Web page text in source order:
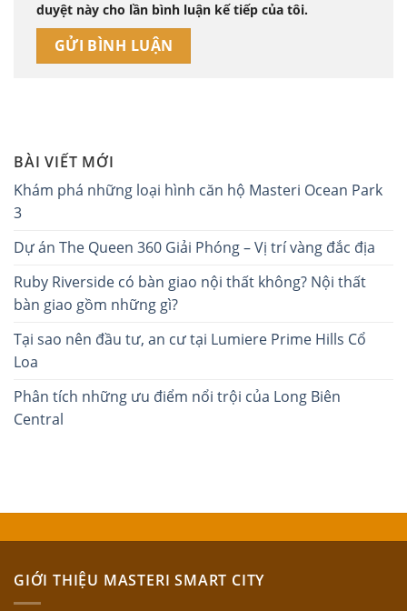
duyệt này cho lần bình luận kế tiếp của tôi.
BÀI VIẾT MỚI
Khám phá những loại hình căn hộ Masteri Ocean Park
3
Dự án The Queen 360 Giải Phóng – Vị trí vàng đắc địa
Ruby Riverside có bàn giao nội thất không? Nội thất
bàn giao gồm những gì?
Tại sao nên đầu tư, an cư tại Lumiere Prime Hills Cổ
Loa
Phân tích những ưu điểm nổi trội của Long Biên
Central
GIỚI THIỆU MASTERI SMART CITY